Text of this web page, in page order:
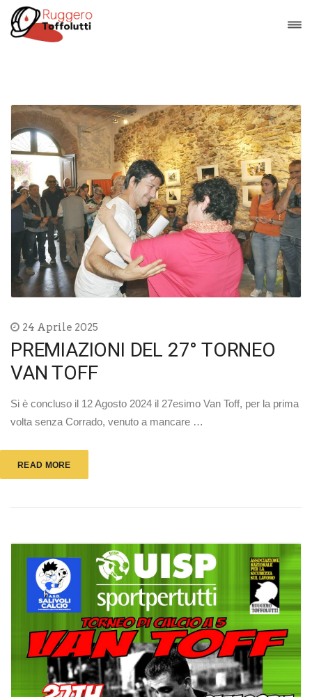
24 Aprile 2025
PREMIAZIONI DEL 27° TORNEO
VAN TOFF
Si è concluso il 12 Agosto 2024 il 27esimo Van Toff, per la prima
volta senza Corrado, venuto a mancare …
READ MORE